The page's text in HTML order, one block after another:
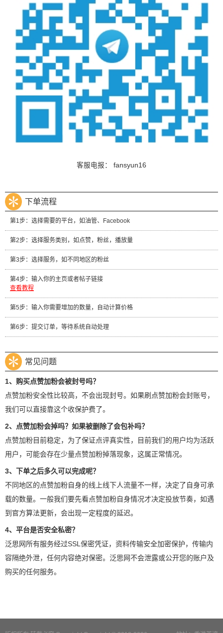
客服电报： fansyun16
下单流程
第1步：选择需要的平台，如油管、Facebook
第2步：选择服务类别，如点赞，粉丝，播放量
第3步：选择服务，如不同地区的粉丝
第4步：输入你的主页或者帖子链接
查看教程
第5步：输入你需要增加的数量，自动计算价格
第6步：提交订单，等待系统自动处理
常见问题
1、购买点赞加粉会被封号吗？
点赞加粉安全性比较高，不会出现封号。如果刷点赞加粉会封账号，
我们可以直接靠这个收保护费了。
2、点赞加粉会掉吗？如果被删除了会包补吗？
点赞加粉目前稳定，为了保证点评真实性，目前我们的用户均为活跃
用户，可能会存在少量点赞加粉掉落现象，这属正常情况。
3、下单之后多久可以完成呢？
不同地区的点赞加粉自身的线上线下人流量不一样，决定了自身可承
载的数量。一般我们要先看点赞加粉自身情况才决定投放节奏，如遇
到官方算法更新，会出现一定程度的延迟。
4、平台是否安全私密？
泛思网所有服务经过SSL保密凭证，资料传输安全加密保护，传输内
容隔绝外泄，任何内容绝对保密。泛思网不会泄露或公开您的账户及
购买的任何服务。